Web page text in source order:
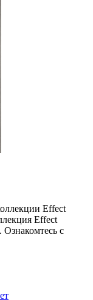
Effect
Effect
с